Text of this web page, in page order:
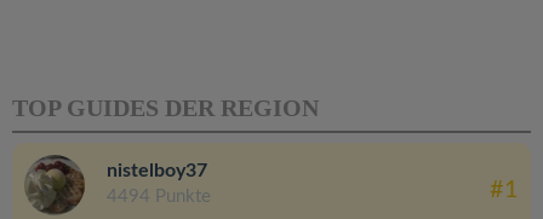
TOP GUIDES DER REGION
nistelboy37
4494 Punkte #1